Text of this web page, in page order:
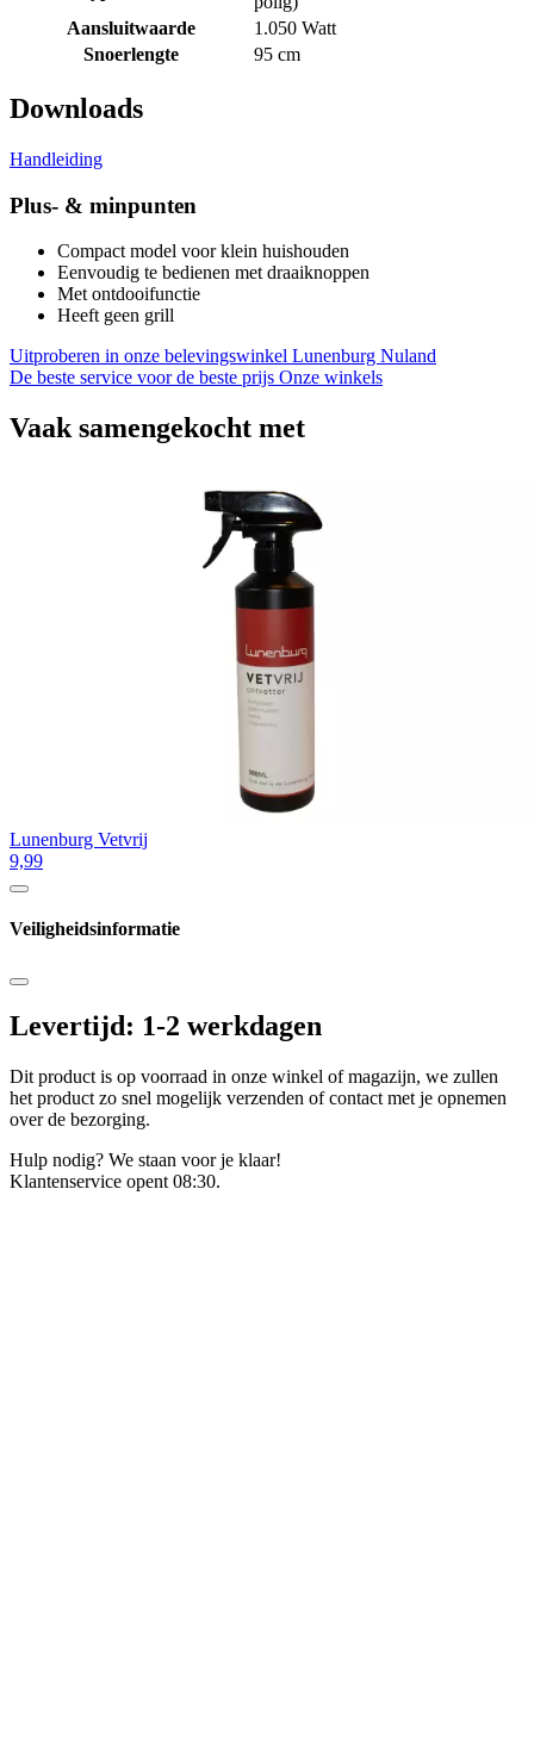
Aansluitwaarde
1.050 Watt
Snoerlengte
95 cm
Downloads
Handleiding
Plus- & minpunten
Compact model voor klein huishouden
Eenvoudig te bedienen met draaiknoppen
Met ontdooifunctie
Heeft geen grill
Uitproberen in onze belevingswinkel Lunenburg Nuland
De beste service voor de beste prijs Onze winkels
Vaak samengekocht met
Lunenburg Vetvrij
9,99
Veiligheidsinformatie
Levertijd: 1-2 werkdagen
Dit product is op voorraad in onze winkel of magazijn, we zullen
het product zo snel mogelijk verzenden of contact met je opnemen
over de bezorging.
Hulp nodig? We staan voor je klaar!
Klantenservice opent 08:30.